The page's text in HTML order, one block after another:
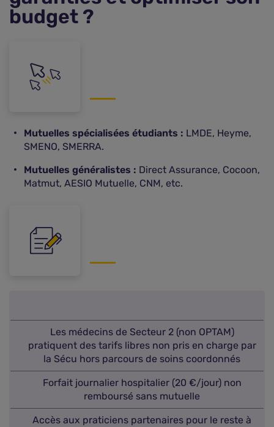
budget ?
Mutuelles spécialisées étudiants : LMDE, Heyme,
SMENO, SMERRA.
Mutuelles généralistes : Direct Assurance, Cocoon,
Matmut, AESIO Mutuelle, CNM, etc.
Les médecins de Secteur 2 (non OPTAM)
pratiquent des tarifs libres non pris en charge par
la Sécu hors parcours de soins coordonnés
Forfait journalier hospitalier (20 €/jour) non
remboursé sans mutuelle
Accès aux praticiens partenaires pour le reste à